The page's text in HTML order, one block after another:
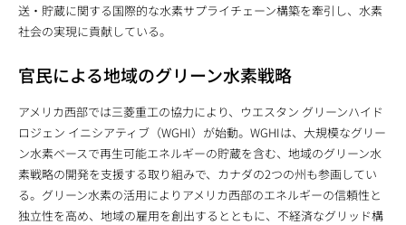
送・貯蔵に関する国際的な水素サプライチェーン構築を牽引し、水素
社会の実現に貢献している。
官民による地域のグリーン水素戦略
アメリカ西部では三菱重工の協力により、ウエスタン グリーンハイド
ロジェン イニシアティブ（WGHI）が始動。WGHIは、大規模なグリー
ン水素ベースで再生可能エネルギーの貯蔵を含む、地域のグリーン水
素戦略の開発を支援する取り組みで、カナダの2つの州も参画してい
る。グリーン水素の活用によりアメリカ西部のエネルギーの信頼性と
独立性を高め、地域の雇用を創出するとともに、不経済なグリッド構